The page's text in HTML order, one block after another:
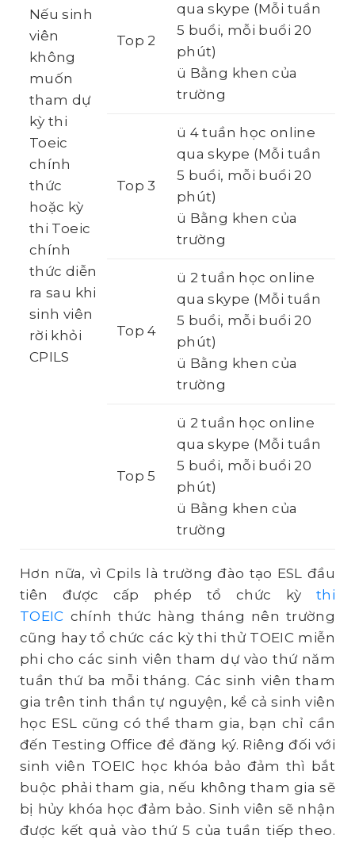
Nếu sinh
viên
không
muốn
tham dự
kỳ thi
Toeic
chính
thức
hoặc kỳ
thi Toeic
chính
thức diễn
ra sau khi
sinh viên
rời khỏi
CPILS
Top 2
qua skype (Mỗi tuần
5 buổi, mỗi buổi 20
phút)
ü Bằng khen của
trường
Top 3
ü 4 tuần học online
qua skype (Mỗi tuần
5 buổi, mỗi buổi 20
phút)
ü Bằng khen của
trường
Top 4
ü 2 tuần học online
qua skype (Mỗi tuần
5 buổi, mỗi buổi 20
phút)
ü Bằng khen của
trường
Top 5
ü 2 tuần học online
qua skype (Mỗi tuần
5 buổi, mỗi buổi 20
phút)
ü Bằng khen của
trường
Hơn nữa, vì Cpils là trường đào tạo ESL đầu
tiên được cấp phép tổ chức kỳ thi
TOEIC chính thức hàng tháng nên trường
cũng hay tổ chức các kỳ thi thử TOEIC miễn
phi cho các sinh viên tham dự vào thứ năm
tuần thứ ba mỗi tháng. Các sinh viên tham
gia trên tinh thần tự nguyện, kể cả sinh viên
học ESL cũng có thể tham gia, bạn chỉ cần
đến Testing Office để đăng ký. Riêng đối với
sinh viên TOEIC học khóa bảo đảm thì bắt
buộc phải tham gia, nếu không tham gia sẽ
bị hủy khóa học đảm bảo. Sinh viên sẽ nhận
được kết quả vào thứ 5 của tuần tiếp theo.